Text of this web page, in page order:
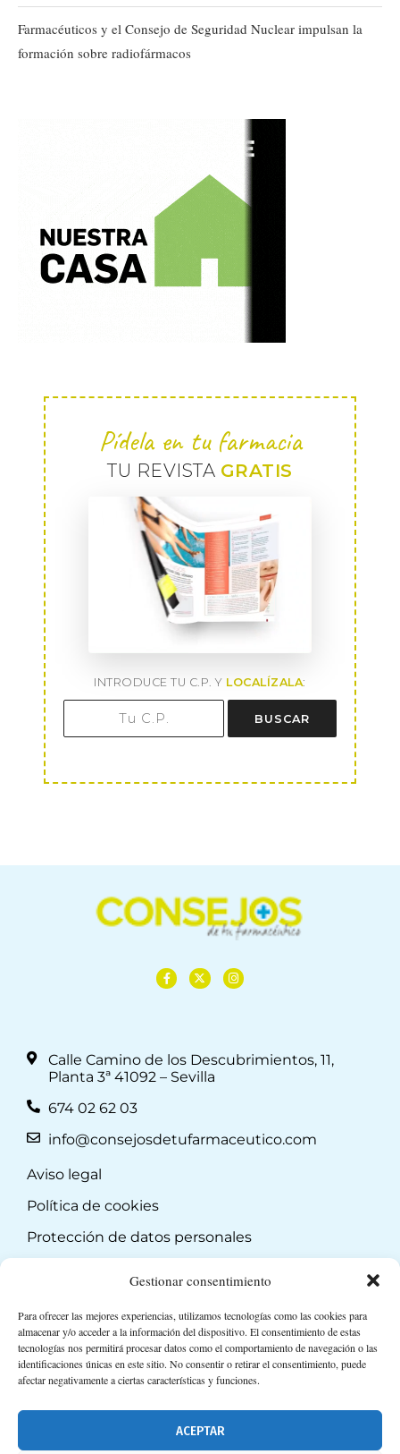
Gestionar consentimiento
Para ofrecer las mejores experiencias, utilizamos tecnologías como las cookies para
almacenar y/o acceder a la información del dispositivo. El consentimiento de estas
tecnologías nos permitirá procesar datos como el comportamiento de navegación o las
identificaciones únicas en este sitio. No consentir o retirar el consentimiento, puede
afectar negativamente a ciertas características y funciones.
ACEPTAR
Farmacéuticos y el Consejo de Seguridad Nuclear impulsan la
formación sobre radiofármacos
Pídela en tu farmacia
TU REVISTA GRATIS
INTRODUCE TU C.P. Y LOCALÍZALA:
BUSCAR
Calle Camino de los Descubrimientos, 11,
Planta 3ª 41092 – Sevilla
674 02 62 03
info@consejosdetufarmaceutico.com
Aviso legal
Política de cookies
Protección de datos personales